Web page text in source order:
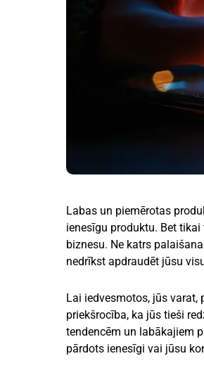
Labas un piemērotas
ienesīgu produktu. Bet
biznesu. Ne katrs
nedrīkst apdraudēt jūsu
Lai iedvesmotos, jūs
priekšrocība, ka jūs tieši
tendencēm un labākajiem
pārdots ienesīgi vai jūsu